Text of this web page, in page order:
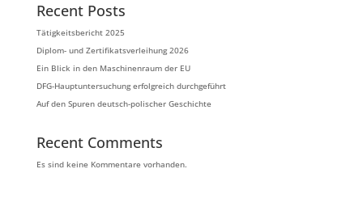
Recent Posts
Tätigkeitsbericht 2025
Diplom- und Zertifikatsverleihung 2026
Ein Blick in den Maschinenraum der EU
DFG-Hauptuntersuchung erfolgreich durchgeführt
Auf den Spuren deutsch-polischer Geschichte
Recent Comments
Es sind keine Kommentare vorhanden.